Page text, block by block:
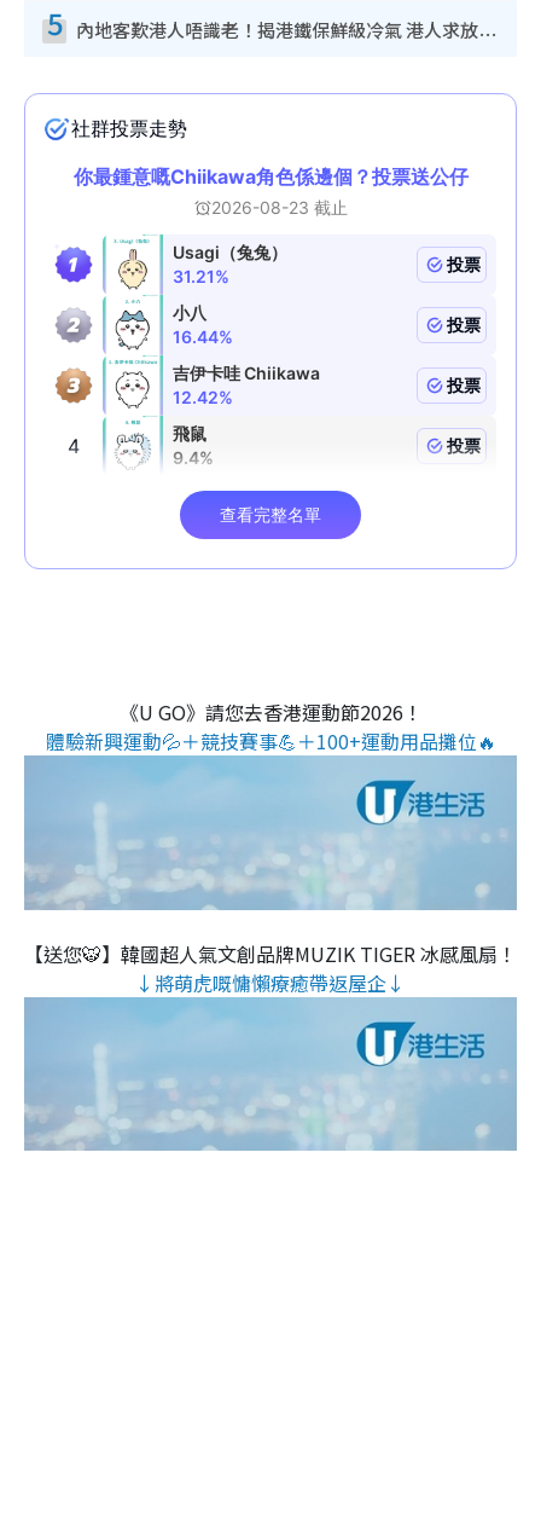
5 內地客歎港人唔識老！揭港鐵保鮮級冷氣 港人求放過：咪投訴
《U GO》請您去香港運動節2026！
體驗新興運動💦＋競技賽事💪＋100+運動用品攤位🔥
【送您🐯】韓國超人氣文創品牌MUZIK TIGER 冰感風扇！
↓將萌虎嘅慵懶療癒帶返屋企↓